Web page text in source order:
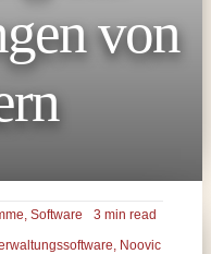
von
Software
3 min read
Noovic